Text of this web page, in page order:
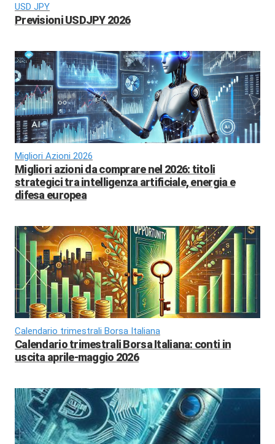
USD JPY
Previsioni USDJPY 2026
Migliori Azioni 2026
Migliori azioni da comprare nel 2026: titoli
strategici tra intelligenza artificiale, energia e
difesa europea
Calendario trimestrali Borsa Italiana
Calendario trimestrali Borsa Italiana: conti in
uscita aprile-maggio 2026